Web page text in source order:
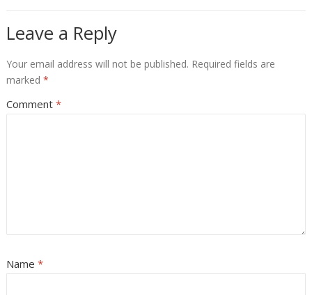
Leave a Reply
Your email address will not be published. Required fields are
marked *
Comment *
Name *